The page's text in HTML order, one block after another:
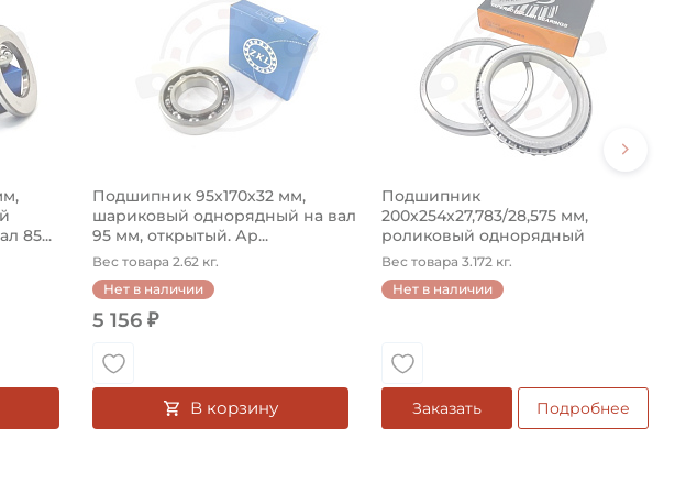
85...
Подшипник 95х170х32 мм,
шариковый однорядный на вал
95 мм, открытый. Ар...
Вес товара 2.62 кг.
Нет в наличии
5 156 ₽
В корзину
Подшипник
200х254х27,783/28,575 мм,
роликовый однорядный
конический на ...
Вес товара 3.172 кг.
Нет в наличии
Заказать Подробнее